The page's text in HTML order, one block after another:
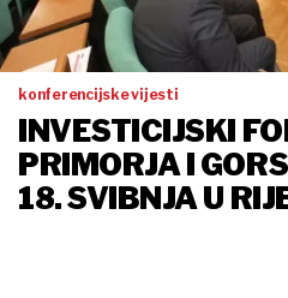
konferencijske vijesti
INVESTICIJSKI
PRIMORJA I
18. SVIBNJA U